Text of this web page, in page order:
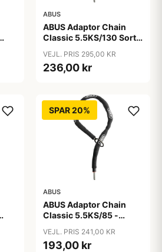
ABUS
ABUS Adaptor Chain
Classic 5.5KS/130 Sort -
VEJL. PRIS 295,00 KR
236,00 kr
SPAR 20%
ABUS
ABUS Adaptor Chain
Classic 5.5KS/85 -
VEJL. PRIS 241,00 KR
193,00 kr